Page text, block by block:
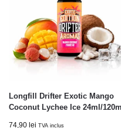
Longfill Drifter Exotic Mango
Coconut Lychee Ice 24ml/120ml
74,90 lei TVA inclus